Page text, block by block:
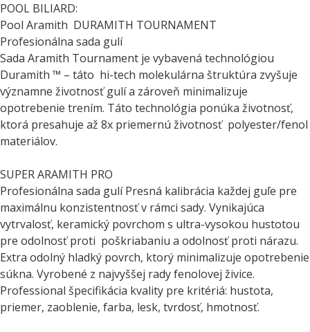
POOL BILIARD:
Pool Aramith DURAMITH TOURNAMENT
Profesionálna sada gulí
Sada Aramith Tournament je vybavená technológiou
Duramith ™ – táto hi-tech molekulárna štruktúra zvyšuje
významne životnosť gulí a zároveň minimalizuje
opotrebenie trením. Táto technológia ponúka životnosť,
ktorá presahuje až 8x priemernú životnosť polyester/fenol
materiálov.
SUPER ARAMITH PRO
Profesionálna sada gulí Presná kalibrácia každej guľe pre
maximálnu konzistentnosť v rámci sady. Vynikajúca
vytrvalosť, keramický povrchom s ultra-vysokou hustotou
pre odolnosť proti poškriabaniu a odolnosť proti nárazu.
Extra odolný hladký povrch, ktorý minimalizuje opotrebenie
súkna. Vyrobené z najvyššej rady fenolovej živice.
Professional špecifikácia kvality pre kritériá: hustota,
priemer, zaoblenie, farba, lesk, tvrdosť, hmotnosť.